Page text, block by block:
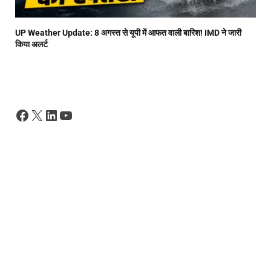
UP Weather Update: 8 अगस्त से यूपी में आफत वाली बारिश! IMD ने जारी
किया अलर्ट
Facebook
X LinkedIn
YouTube